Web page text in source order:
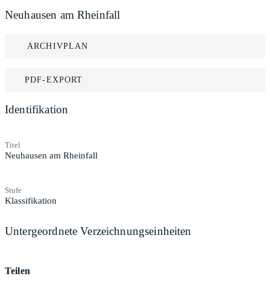
Neuhausen am Rheinfall
ARCHIVPLAN
PDF-EXPORT
Identifikation
Titel
Neuhausen am Rheinfall
Stufe
Klassifikation
Untergeordnete Verzeichnungseinheiten
Teilen